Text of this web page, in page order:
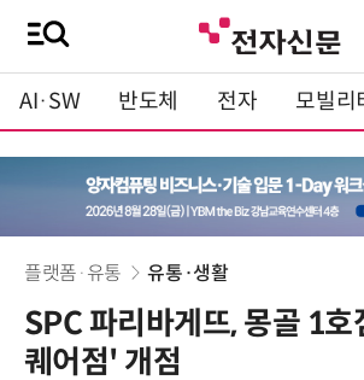
AI·SW 반도체 전자 모빌리
플랫폼·유통 유통·생활
SPC 파리바게뜨, 몽골 1
퀘어점' 개점